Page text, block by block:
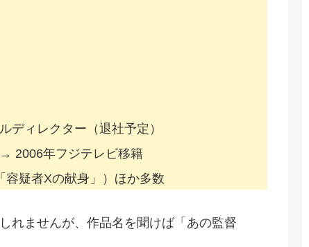
ディレクター（退社予定）
2006年フジテレビ移籍
容疑者Xの献身」）ほか多数
れませんが、作品名を聞けば「あの監督